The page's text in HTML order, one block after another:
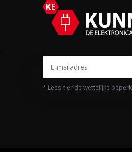
* Lees hier de wettelijke